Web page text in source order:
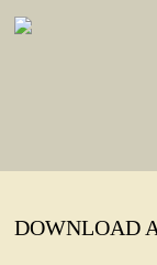
DOWNLOAD